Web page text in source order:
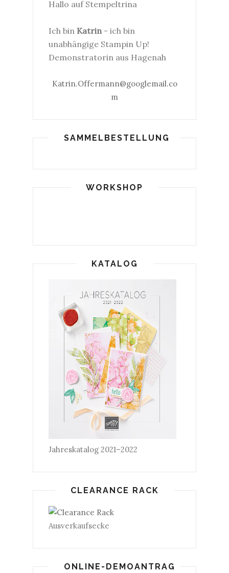
Hallo auf Stempeltrina
Ich bin Katrin- ich bin
unabhängige Stampin Up!
Demonstratorin aus Hagenah
Katrin.Offermann@googlemail.co
m
SAMMELBESTELLUNG
WORKSHOP
KATALOG
Jahreskatalog 2021–2022
CLEARANCE RACK
Ausverkaufsecke
ONLINE-DEMOANTRAG